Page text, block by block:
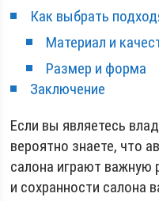
Как выбрать
Материал и
Размер и форма
Заключение
Если вы являетесь
вероятно знаете, что
салона играют важную
и сохранности салона